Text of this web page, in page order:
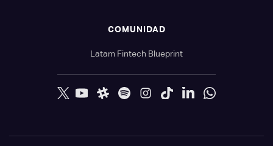
COMUNIDAD
Latam Fintech Blueprint